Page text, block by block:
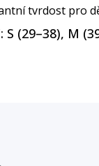
tvrdost pro
S (29–38), M